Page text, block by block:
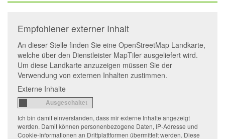
Empfohlener externer Inhalt
An dieser Stelle finden Sie eine OpenStreetMap Landkarte,
welche über den Dienstleister MapTiler ausgeliefert wird.
Um diese Landkarte anzuzeigen müssen Sie der
Verwendung von externen Inhalten zustimmen.
Externe Inhalte
Ich bin damit einverstanden, dass mir externe Inhalte angezeigt
werden. Damit können personenbezogene Daten, IP-Adresse und
Cookie-Informationen an Drittplattformen übermittelt werden. Diese